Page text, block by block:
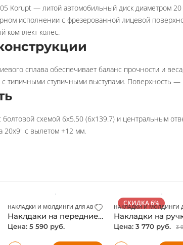
Korupt — литой автомобильный диск диаметром
исполнении с фрезерованной лицевой
комплект колес.
сплава обеспечивает баланс прочности и
с типичными ступичными выступами. Поверхность
схемой 6x5.50 (6x139.7) и центральным
20x9" с вылетом +12 мм.
НАКЛАДКИ И МОЛДИНГИ ДЛЯ АВТО
Наклдаки на передние ПТФ Toyota Fortuner 2017-, хром
Цена: 5 590 руб.
СКИДКА 6%
НАКЛАДКИ И МОЛДИНГИ
Цена: 3 770 руб. 3